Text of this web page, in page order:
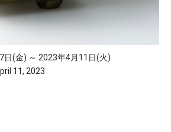
日(金) ～ 2023年4月11日(火)
11, 2023